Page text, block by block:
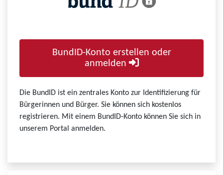
BundID-Konto erstellen oder
anmelden
Die BundID ist ein zentrales Konto zur Identifizierung für
Bürgerinnen und Bürger. Sie können sich kostenlos
registrieren. Mit einem BundID-Konto können Sie sich in
unserem Portal anmelden.